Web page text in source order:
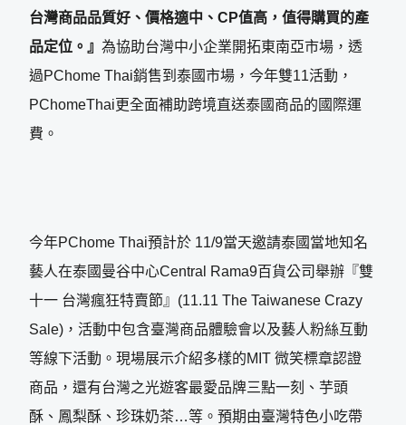
台灣商品品質好、價格適中、CP值高，值得購買的產
品定位。』為協助台灣中小企業開拓東南亞市場，透
過PChome Thai銷售到泰國市場，今年雙11活動，
PChomeThai更全面補助跨境直送泰國商品的國際運
費。
今年PChome Thai預計於 11/9當天邀請泰國當地知名
藝人在泰國曼谷中心Central Rama9百貨公司舉辦『雙
十一 台灣瘋狂特賣節』(11.11 The Taiwanese Crazy
Sale)，活動中包含臺灣商品體驗會以及藝人粉絲互動
等線下活動。現場展示介紹多樣的MIT 微笑標章認證
商品，還有台灣之光遊客最愛品牌三點一刻、芋頭
酥、鳳梨酥、珍珠奶茶…等。預期由臺灣特色小吃帶